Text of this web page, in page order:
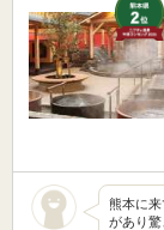
熊本に
があり驚